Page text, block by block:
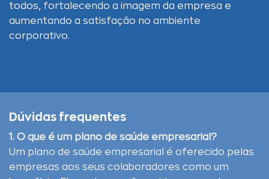
todos, fortalecendo a imagem da empresa e
aumentando a satisfação no ambiente
corporativo.
Dúvidas frequentes
1. O que é um plano de saúde empresarial?
Um plano de saúde empresarial é oferecido pelas
empresas aos seus colaboradores como um